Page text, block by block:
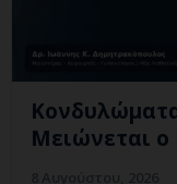
Μειώνεται ο